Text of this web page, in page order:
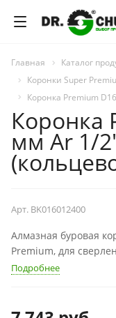
Главная Каталог
Коронки Super
Коронка Premium
Коронка
мм Ar 1/
Арт. BK016012400
Алмазная буровая
Premium, для
Подробнее